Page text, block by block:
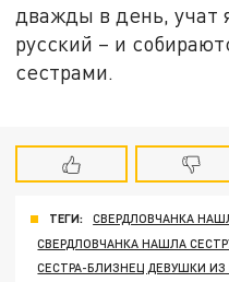
дважды в день, учат
русский – и
сестрами.
ТЕГИ:
СВЕРДЛОВЧАНКА
СВЕРДЛОВЧАНКА НАШЛА
СЕСТРА-БЛИЗНЕЦ ДЕВУШКИ